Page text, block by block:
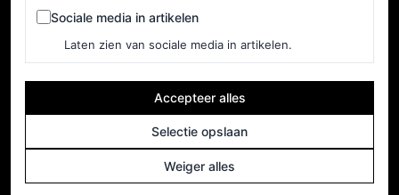
Home
Adverteren
Nieuwsbrief
Sociale media in artikelen
Sociale media in artikelen
Laten zien van sociale media in artikelen.
Accepteer alles
Selectie opslaan
Weiger alles